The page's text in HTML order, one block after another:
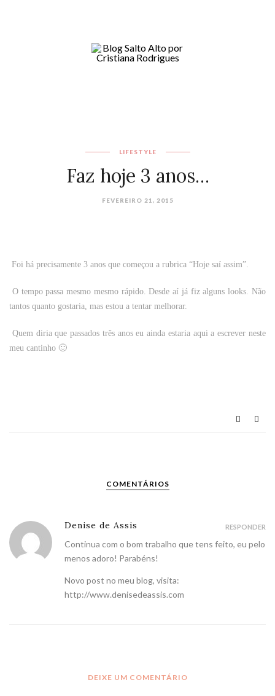
LIFESTYLE
Faz hoje 3 anos…
FEVEREIRO 21, 2015
Foi há precisamente 3 anos que começou a rubrica “Hoje saí assim”.
O tempo passa mesmo mesmo rápido. Desde aí já fiz alguns looks. Não
tantos quanto gostaria, mas estou a tentar melhorar.
Quem diria que passados três anos eu ainda estaria aqui a escrever neste
meu cantinho 🙂
COMENTÁRIOS
Denise de Assis
Continua com o bom trabalho que tens feito, eu pelo
menos adoro! Parabéns!
Novo post no meu blog, visita:
http://www.denisedeassis.com
RESPONDER
DEIXE UM COMENTÁRIO